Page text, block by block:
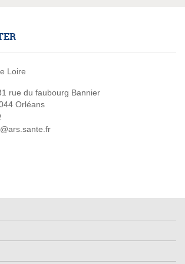
Loire
rue du faubourg Bannier
Orléans